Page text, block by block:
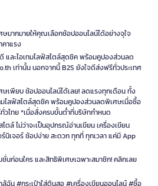
ษมากมายให้คุณเลือกช้อปออนไลน์ได้อย่างจุใจ
าแรง
และไอเทมไลฟ์สไตล์สุดชิค พร้อมคูปองส่วนลด
เท่านั้น นอกจากนี้ B2S ยังใจดีส่งฟรีทั่วประเทศ
ษเพียบ ช้อปออนไลน์ได้เลย! ลดแรงทุกเดือน ทั้ง
มไลฟ์สไตล์สุดชิค พร้อมคูปองส่วนลดพิเศษเมื่อซื้อ
วไทย *เมื่อสั่งครบขั้นต่ำที่บริษัทกำหนด
ตล์ ไม่ว่าจะเป็นอุปกรณ์อ่านเขียน เครื่องเขียน
เจอร์ ช้อปง่าย สะดวก ทุกที่ ทุกเวลา แค่มี App
ชั่นก่อนใคร และสิทธิพิเศษเฉพาะสมาชิก! คลิกเลย
ฉัน #กระเป๋าใส่ดินสอ #เครื่องเขียนออนไลน์ #ซื้อ